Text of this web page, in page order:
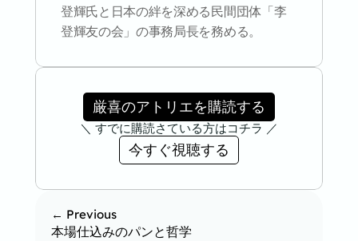
登輝氏と日本の絆を深める民間団体「李
登輝友の会」の事務局長を務める。
厳喜のアトリエを購読する
＼ すでに購読さている方はコチラ ／
今すぐ視聴する
← Previous
本場仕込みのパンと哲学